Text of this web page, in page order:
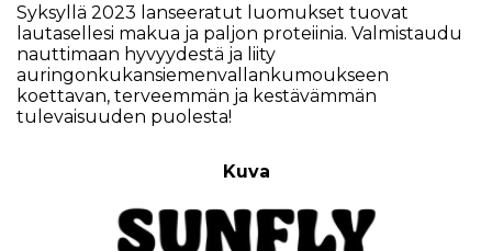
Syksyllä 2023 lanseeratut luomukset tuovat
lautasellesi makua ja paljon proteiinia. Valmistaudu
nauttimaan hyvyydestä ja liity
auringonkukansiemenvallankumoukseen
koettavan, terveemmän ja kestävämmän
tulevaisuuden puolesta!
Kuva